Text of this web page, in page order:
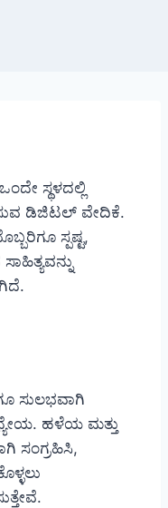
ಸ್ಥಳದಲ್ಲಿ
ಡಿಜಿಟಲ್ ವೇದಿಕೆ.
ಸ್ಪಷ್ಟ,
ಸುಲಭವಾಗಿ
ಹಳೆಯ ಮತ್ತು
ಸಂಗ್ರಹಿಸಿ,